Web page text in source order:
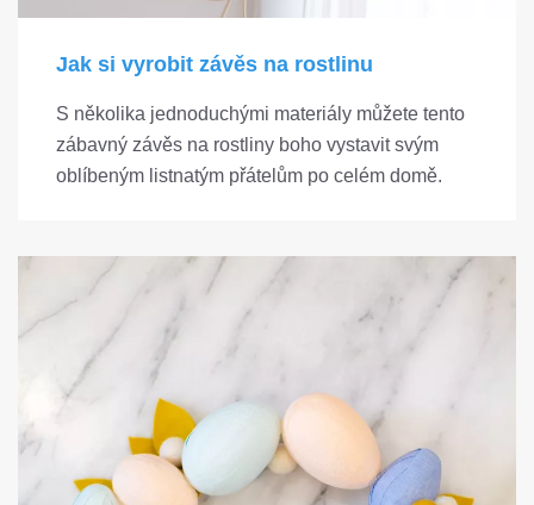
Jak si vyrobit závěs na rostlinu
S několika jednoduchými materiály můžete tento
zábavný závěs na rostliny boho vystavit svým
oblíbeným listnatým přátelům po celém domě.